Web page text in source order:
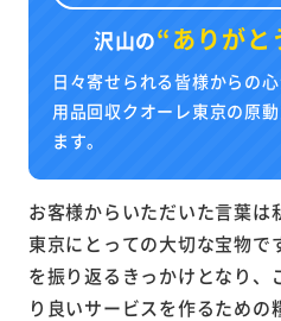
沢山の“ありがと
日々寄せられる皆様からの
用品回収クオーレ東京の原
ます。
お客様からいただいた言葉は
東京にとっての大切な宝物で
を振り返るきっかけとなり、
り良いサービスを作るため